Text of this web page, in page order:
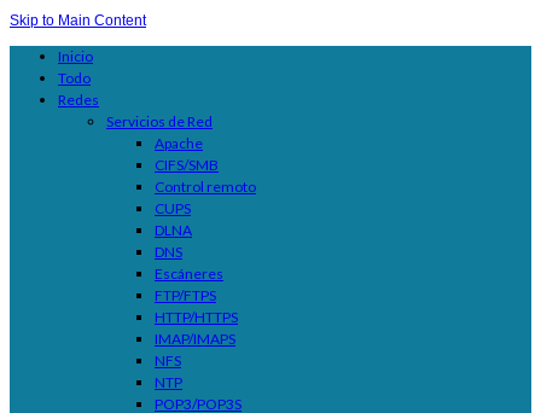
Skip to Main Content
Inicio
Todo
Redes
Servicios de Red
Apache
CIFS/SMB
Control remoto
CUPS
DLNA
DNS
Escáneres
FTP/FTPS
HTTP/HTTPS
IMAP/IMAPS
NFS
NTP
POP3/POP3S